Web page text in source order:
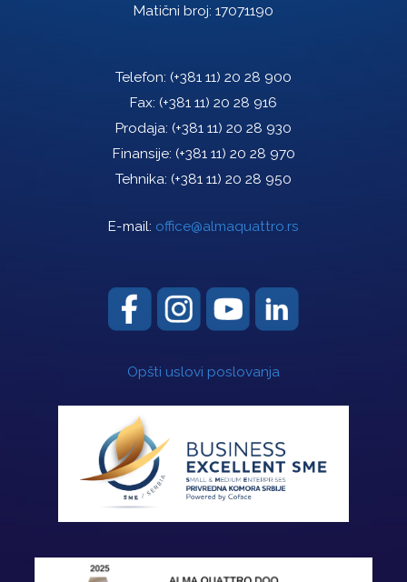
Matični broj: 17071190
Telefon: (+381 11) 20 28 900
Fax: (+381 11) 20 28 916
Prodaja: (+381 11) 20 28 930
Finansije: (+381 11) 20 28 970
Tehnika: (+381 11) 20 28 950
E-mail: office@almaquattro.rs
Opšti uslovi poslovanja